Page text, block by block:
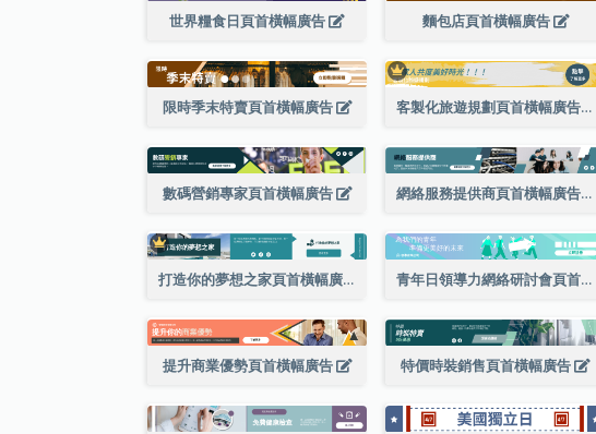
世界糧食日頁首橫幅廣告 麵包店頁首橫幅廣告
限時季末特賣頁首橫幅廣告 客製化旅遊規劃頁首橫幅廣告
數碼營銷專家頁首橫幅廣告 網絡服務提供商頁首橫幅廣告
打造你的夢想之家頁首橫幅廣告 青年日領導力網絡研討會頁首橫幅廣告
提升商業優勢頁首橫幅廣告 特價時裝銷售頁首橫幅廣告